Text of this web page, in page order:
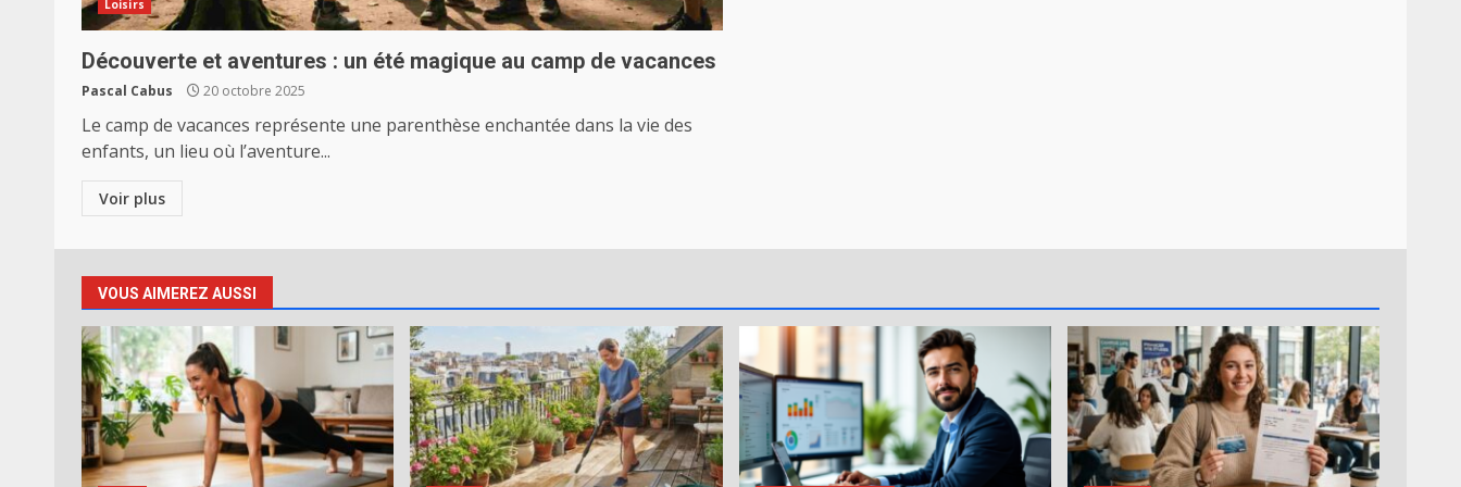
Loisirs
Découverte et aventures : un été magique au camp de vacances
Pascal Cabus 20 octobre 2025
Le camp de vacances représente une parenthèse enchantée dans la vie des
enfants, un lieu où l’aventure...
Voir plus
VOUS AIMEREZ AUSSI